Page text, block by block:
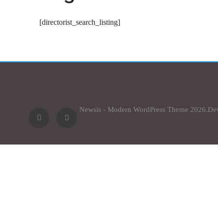
[directorist_search_listing]
Newsis - Modern WordPress Theme